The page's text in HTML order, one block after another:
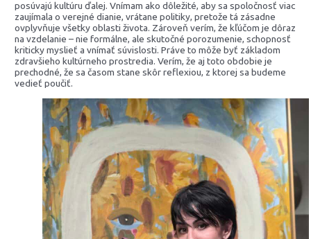
posúvajú kultúru ďalej. Vnímam ako dôležité, aby sa spoločnosť viac
zaujímala o verejné dianie, vrátane politiky, pretože tá zásadne
ovplyvňuje všetky oblasti života. Zároveň verím, že kľúčom je dôraz
na vzdelanie – nie formálne, ale skutočné porozumenie, schopnosť
kriticky myslieť a vnímať súvislosti. Práve to môže byť základom
zdravšieho kultúrneho prostredia. Verím, že aj toto obdobie je
prechodné, že sa časom stane skôr reflexiou, z ktorej sa budeme
vedieť poučiť.